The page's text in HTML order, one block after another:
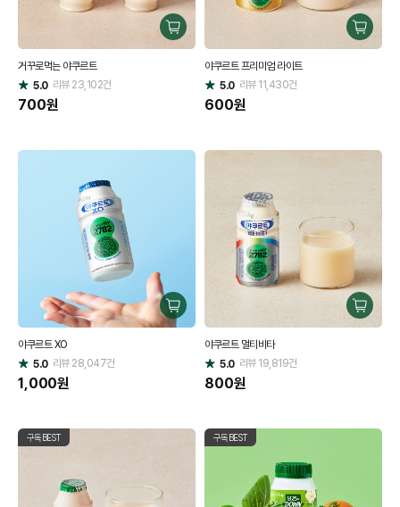
구
매
거꾸로먹는 야쿠르트
별
점
5.0 리뷰23,102건
700원
구
매
야쿠르트 프리미엄 라이트
별
점
5.0 리뷰11,430건
600원
구
매
야쿠르트 XO
별
점
5.0 리뷰28,047건
1,000원
구
매
야쿠르트 멀티비타
별
점
5.0 리뷰19,819건
800원
구독BEST 구독BEST